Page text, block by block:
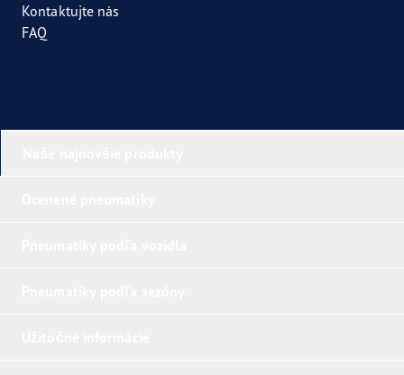
Kontaktujte nás
FAQ